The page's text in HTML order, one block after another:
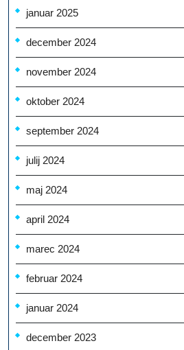
januar 2025
december 2024
november 2024
oktober 2024
september 2024
julij 2024
maj 2024
april 2024
marec 2024
februar 2024
januar 2024
december 2023